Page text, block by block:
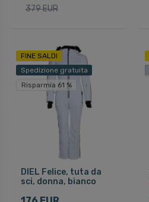
379 EUR
FINE SALDI
Spedizione gratuita
Risparmia 61 %
DIEL Felice, tuta da
sci, donna, bianco